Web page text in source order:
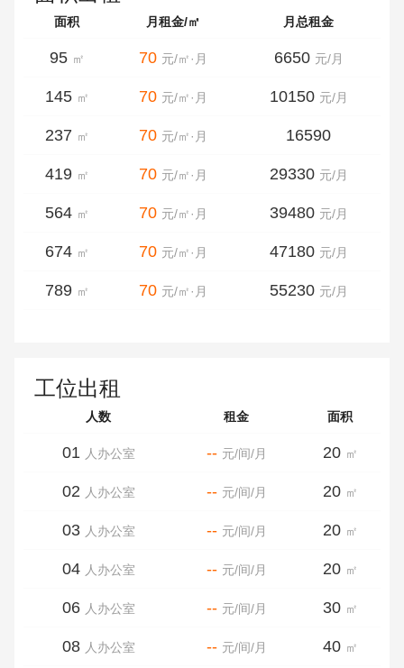
面积 月租金/㎡ 月总租金
95 ㎡ 70 元/㎡·月 6650 元/月
145 ㎡ 70 元/㎡·月 10150 元/月
237 ㎡ 70 元/㎡·月 16590
419 ㎡ 70 元/㎡·月 29330 元/月
564 ㎡ 70 元/㎡·月 39480 元/月
674 ㎡ 70 元/㎡·月 47180 元/月
789 ㎡ 70 元/㎡·月 55230 元/月
工位出租
人数 租金 面积
01 人办公室 -- 元/间/月 20 ㎡
02 人办公室 -- 元/间/月 20 ㎡
03 人办公室 -- 元/间/月 20 ㎡
04 人办公室 -- 元/间/月 20 ㎡
06 人办公室 -- 元/间/月 30 ㎡
08 人办公室 -- 元/间/月 40 ㎡